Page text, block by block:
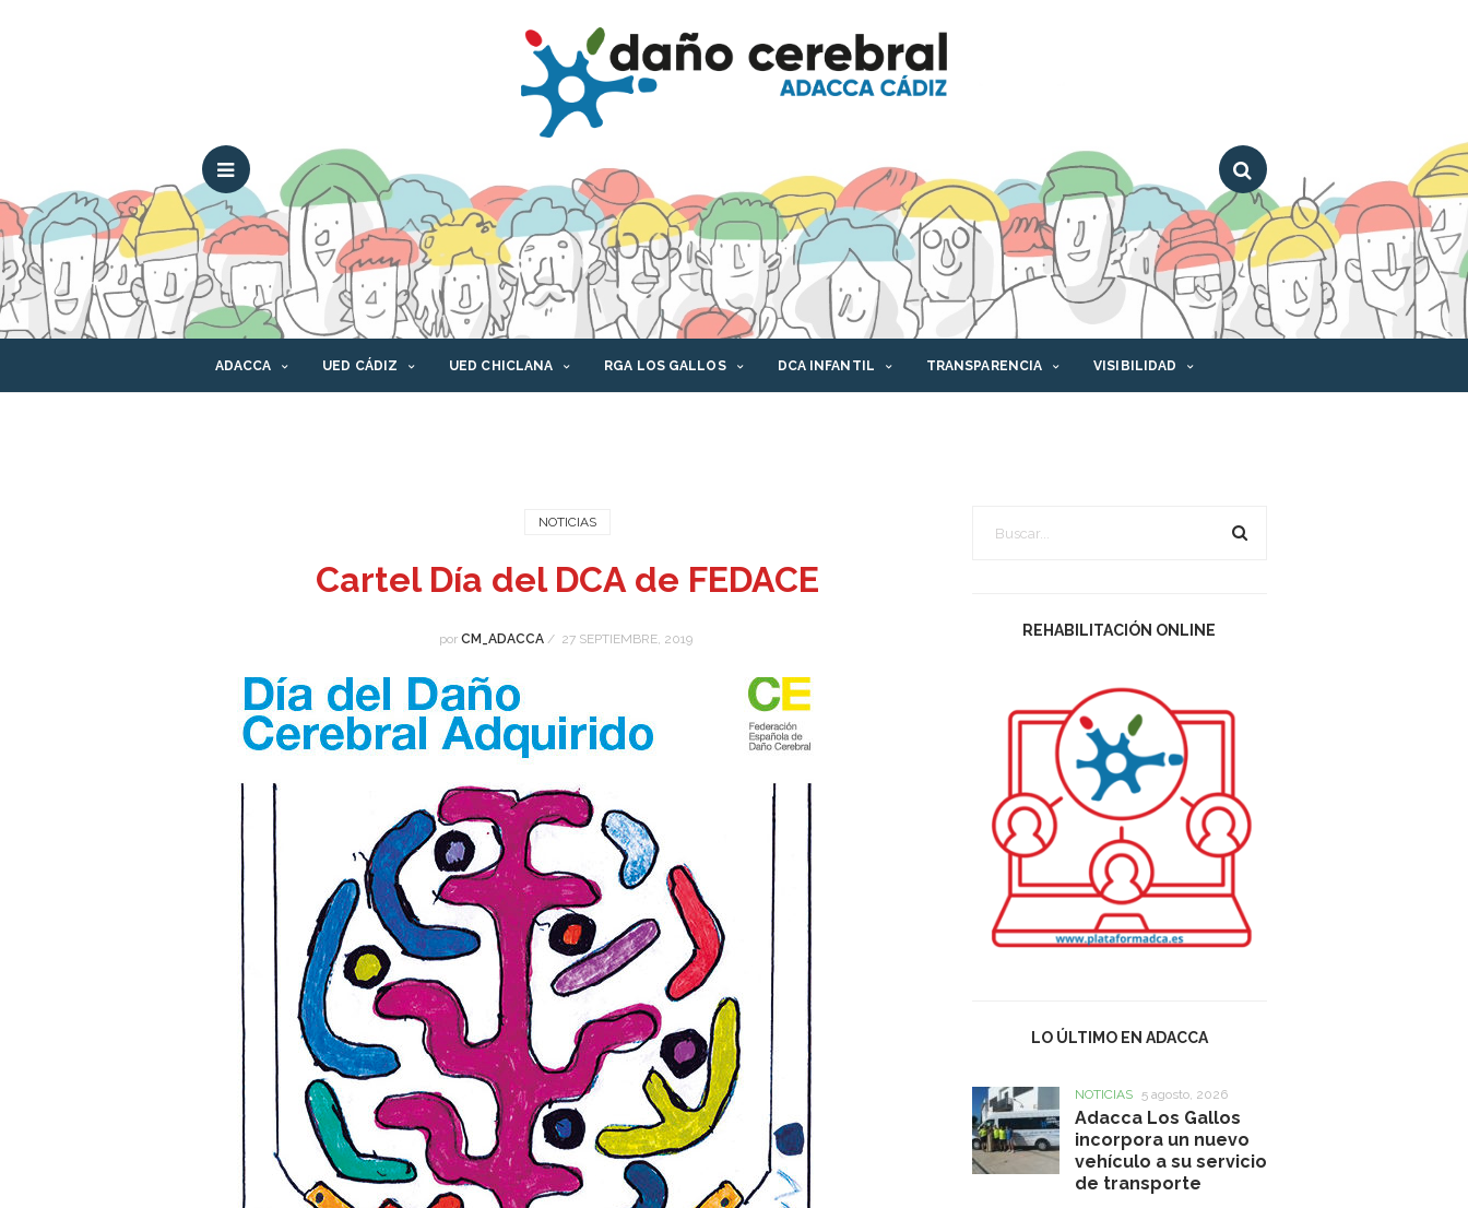
ADACCA UED CÁDIZ UED CHICLANA RGA LOS GALLOS DCA INFANTIL TRANSPARENCIA VISIBILIDAD
NOTICIAS
Cartel Día del DCA de FEDACE
por CM_ADACCA / 27 SEPTIEMBRE, 2019 REHABILITACIÓN ONLINE
LO ÚLTIMO EN ADACCA
NOTICIAS 5 agosto, 2026
Adacca Los Gallos
incorpora un nuevo
vehículo a su servicio
de transporte